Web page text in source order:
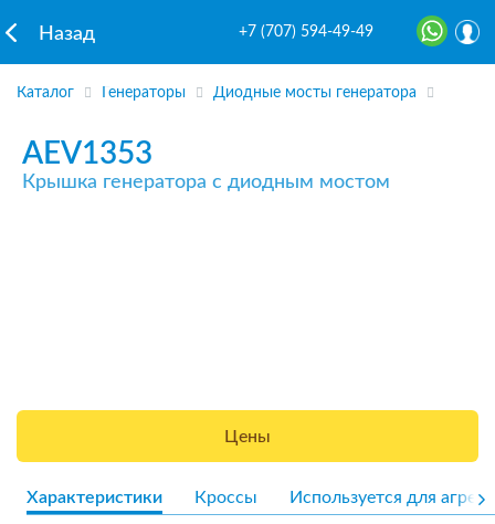
Назад +7 (707) 594-49-49
Каталог Генераторы Диодные мосты генератора
AEV1353
Крышка генератора с диодным мостом
Цены
Характеристики Кроссы Используется для